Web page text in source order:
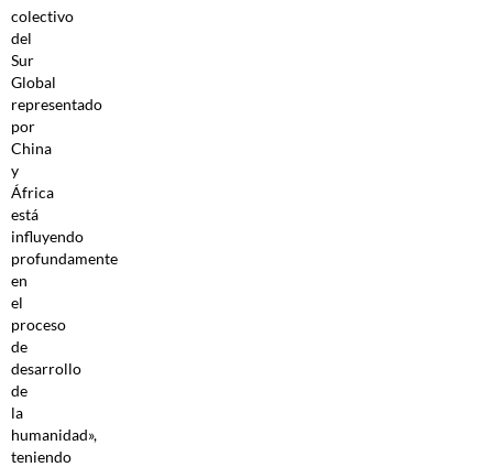
colectivo
del
Sur
Global
representado
por
China
y
África
está
influyendo
profundamente
en
el
proceso
de
desarrollo
de
la
humanidad»,
teniendo